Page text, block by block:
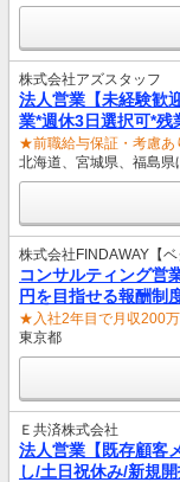
株式会社アズスタッフ
法人営業【未経験歓
業*週休3日選択可*残
★前職給与保証・考慮あ
北海道、宮城県、福島県
株式会社FINDAWAY【ベ
コンサルティング営
円を目指せる報酬制
★入社2年目で月収200万
東京都
Ｅ共済株式会社
法人営業【既存顧客
し/土日祝休み/新規